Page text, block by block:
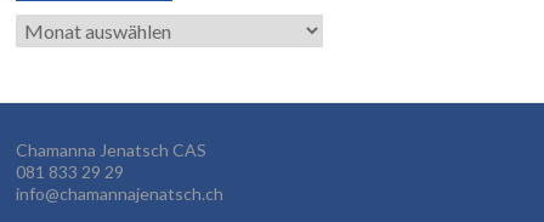
Alte
Einträge
Chamanna Jenatsch CAS
081 833 29 29
info@chamannajenatsch.ch